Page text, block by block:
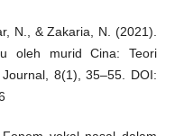
N., & Zakaria, N. (2021).
oleh murid Cina: Teori
8(1), 35–55. DOI: